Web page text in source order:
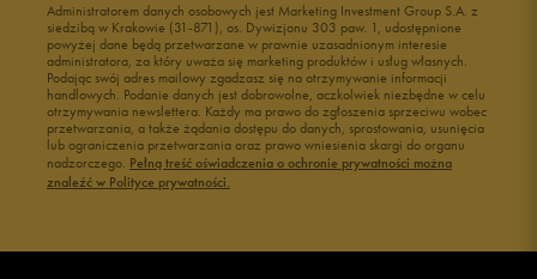
Administratorem danych osobowych jest Marketing Investment Group S.A. z
siedzibą w Krakowie (31-871), os. Dywizjonu 303 paw. 1, udostępnione
powyżej dane będą przetwarzane w prawnie uzasadnionym interesie
administratora, za który uważa się marketing produktów i usług własnych.
Podając swój adres mailowy zgadzasz się na otrzymywanie informacji
handlowych. Podanie danych jest dobrowolne, aczkolwiek niezbędne w celu
otrzymywania newslettera. Każdy ma prawo do zgłoszenia sprzeciwu wobec
przetwarzania, a także żądania dostępu do danych, sprostowania, usunięcia
lub ograniczenia przetwarzania oraz prawo wniesienia skargi do organu
nadzorczego. Pełną treść oświadczenia o ochronie prywatności można
znaleźć w Polityce prywatności.